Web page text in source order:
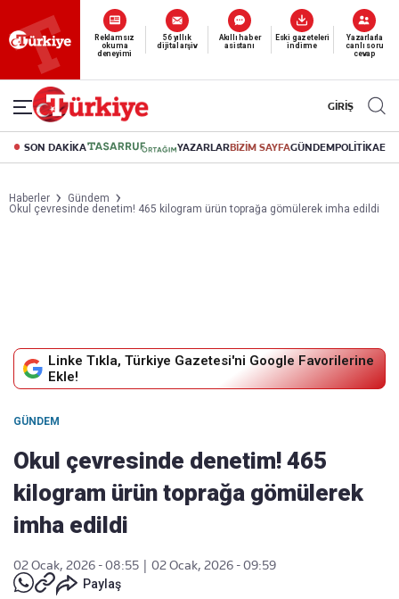
Reklamsız
okuma
deneyimi
56 yıllık
dijital arşiv
Akıllı haber
asistanı
Eski gazeteleri
indirme
Yazarlarla
canlı soru
cevap
GİRİŞ
SON DAKİKA YAZARLARBİZİM SAYFAGÜNDEMPOLİTİKA
Haberler
Gündem
Okul çevresinde denetim! 465 kilogram ürün toprağa gömülerek imha edildi
Linke Tıkla, Türkiye Gazetesi'ni Google Favorilerine
Ekle!
GÜNDEM
Okul çevresinde denetim! 465
kilogram ürün toprağa gömülerek
imha edildi
02 Ocak, 2026 - 08:55
02 Ocak, 2026 - 09:59
Paylaş